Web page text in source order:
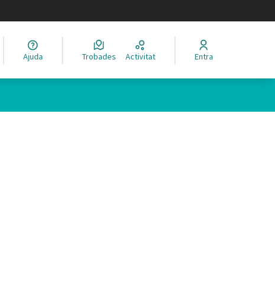
Elegir el idioma
Ajuda Trobades Activitat Entra